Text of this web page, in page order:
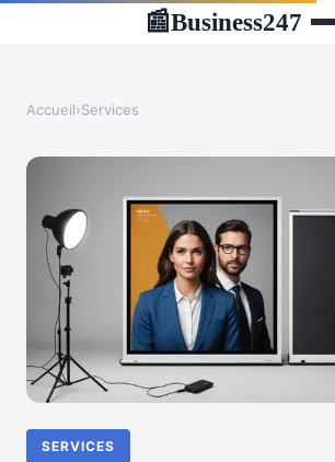
📰Business247
Accueil›Services
SERVICES